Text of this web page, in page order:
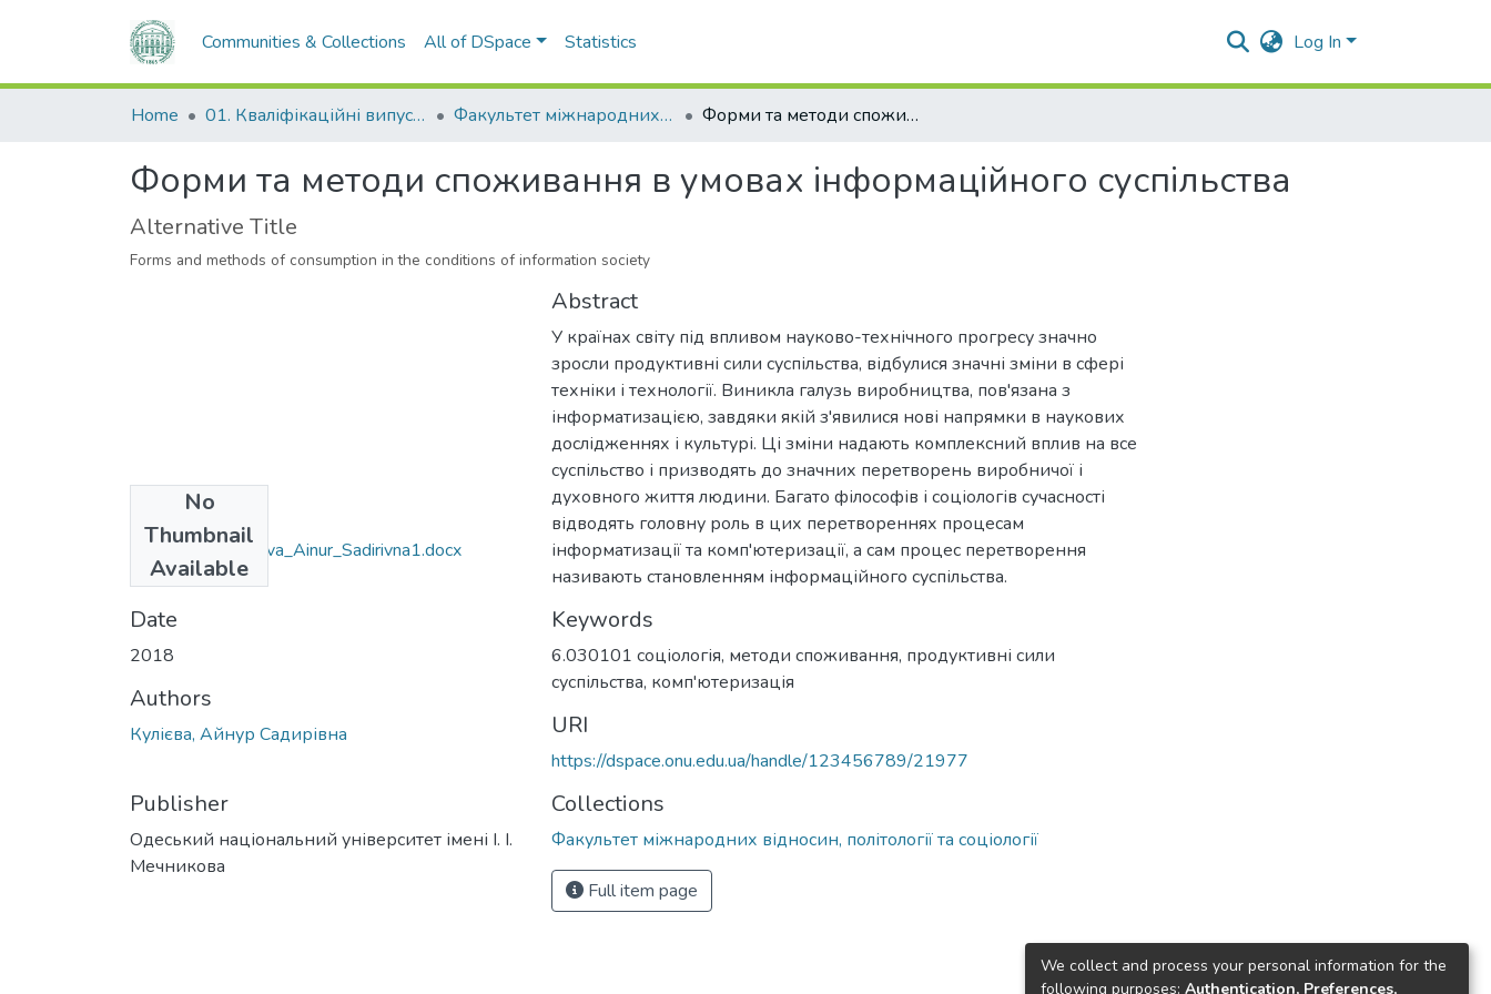
Communities & Collections All of DSpace Statistics Log In
Home 01. Кваліфікаційні випускні роботи здобувачів вищої освіти Факультет міжнародних відносин, політології та соціології Форми та методи споживання в умовах інформаційного суспільства
Форми та методи споживання в умовах інформаційного суспільства
Alternative Title
Forms and methods of consumption in the conditions of information society
No
Thumbnail
Available
6.030101_Kuliyevа_Ainur_Sadirivna1.docx
(35.89 KB)
Date
2018
Authors
Кулієва, Айнур Садирівна
Publisher
Одеський національний університет імені І. І.
Мечникова
Abstract
У країнах світу під впливом науково-технічного прогресу значно
зросли продуктивні сили суспільства, відбулися значні зміни в сфері
техніки і технології. Виникла галузь виробництва, пов'язана з
інформатизацією, завдяки якій з'явилися нові напрямки в наукових
дослідженнях і культурі. Ці зміни надають комплексний вплив на все
суспільство і призводять до значних перетворень виробничої і
духовного життя людини. Багато філософів і соціологів сучасності
відводять головну роль в цих перетвореннях процесам
інформатизації та комп'ютеризації, а сам процес перетворення
називають становленням інформаційного суспільства.
Keywords
6.030101 соціологія, методи споживання, продуктивні сили
суспільства, комп'ютеризація
URI
https://dspace.onu.edu.ua/handle/123456789/21977
Collections
Факультет міжнародних відносин, політології та соціології
Full item page
We collect and process your personal information for the
following purposes: Authentication, Preferences,